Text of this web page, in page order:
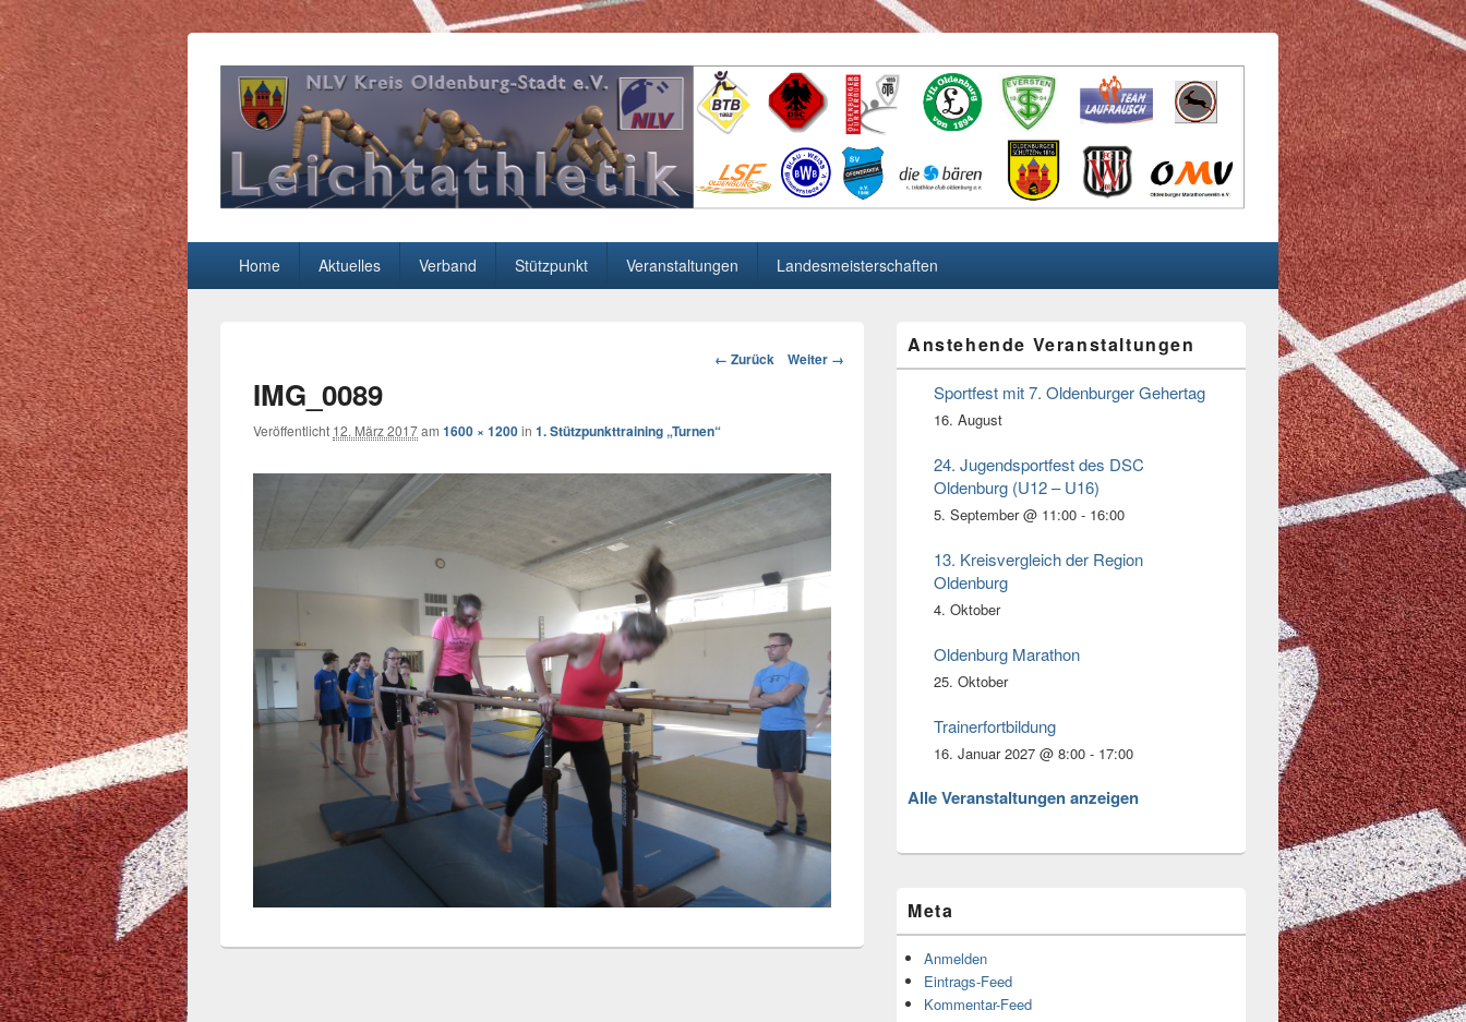
Leichtathletik in Oldenburg
NLV-Kreis Oldenburg-Stadt e.V.
Hauptmenü
Home Aktuelles Verband Stützpunkt Veranstaltungen Landesmeisterschaften
Bild-
← Zurück Weiter →
IMG_0089
Veröffentlicht 12. März 2017am 1600 × 1200in 1. Stützpunkttraining „Turnen“
Seitenleisten
Widget-
Bereich
Anstehende Veranstaltungen
Sportfest mit 7. Oldenburger Gehertag
16. August
24. Jugendsportfest des DSC
Oldenburg (U12 – U16)
5. September @ 11:00 - 16:00
13. Kreisvergleich der Region
Oldenburg
4. Oktober
Oldenburg Marathon
25. Oktober
Trainerfortbildung
16. Januar 2027 @ 8:00 - 17:00
Alle Veranstaltungen anzeigen
Meta
Anmelden
Eintrags-Feed
Kommentar-Feed